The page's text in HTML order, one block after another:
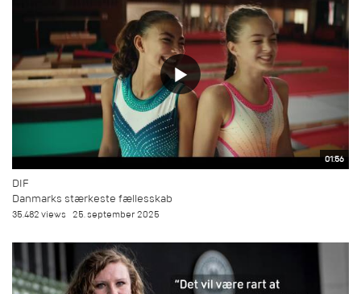
01:56
DIF
Danmarks stærkeste fællesskab
35.482 views 25. september 2025